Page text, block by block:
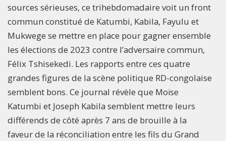
sources sérieuses, ce trihebdomadaire voit un front
commun constitué de Katumbi, Kabila, Fayulu et
Mukwege se mettre en place pour gagner ensemble
les élections de 2023 contre l’adversaire commun,
Félix Tshisekedi. Les rapports entre ces quatre
grandes figures de la scène politique RD-congolaise
semblent bons. Ce journal révèle que Moïse
Katumbi et Joseph Kabila semblent mettre leurs
différends de côté après 7 ans de brouille à la
faveur de la réconciliation entre les fils du Grand